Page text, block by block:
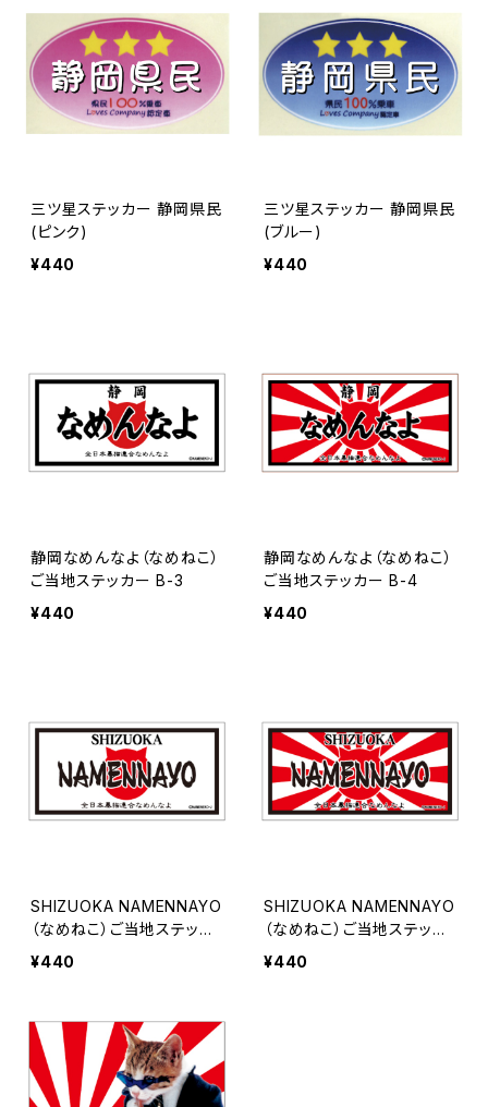
三ツ星ステッカー 静岡県民
(ピンク)
¥440
三ツ星ステッカー 静岡県民
(ブルー)
¥440
静岡なめんなよ（なめねこ）
ご当地ステッカー B-3
¥440
静岡なめんなよ（なめねこ）
ご当地ステッカー B-4
¥440
SHIZUOKA NAMENNAYO
（なめねこ）ご当地ステッカ
ー B-5
¥440
SHIZUOKA NAMENNAYO
（なめねこ）ご当地ステッカ
ー B-6
¥440